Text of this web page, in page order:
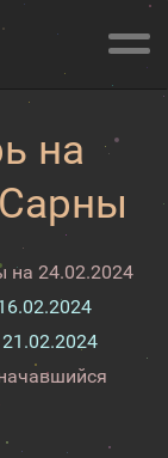
на
на 24.02.2024
21.02.2024